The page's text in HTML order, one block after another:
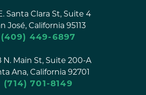
Santa Clara St, Suite 4
José, California 95113
(409) 449-6897
N. Main St, Suite 200-A
Ana, California 92701
(714) 701-8149